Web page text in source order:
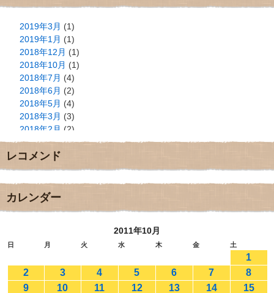
2019年3月 (1)
2019年1月 (1)
2018年12月 (1)
2018年10月 (1)
2018年7月 (4)
2018年6月 (2)
2018年5月 (4)
2018年3月 (3)
2018年2月 (2)
2018年1月(2)
2017年12月
2017年11月(3)
2017年9月
2017年8月
2017年5月
2017年3月(1)
2017年2月(1)
レコメンド
カレンダー
2011年10月
日 月 火 水 木 金 土
1
2
3 4 5 6 7
8
9
10 11 12 13 14 15